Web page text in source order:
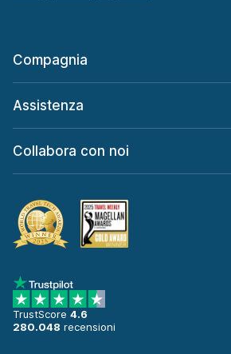
Compagnia
Assistenza
Collabora con noi
TrustScore 4.6
280.048 recensioni